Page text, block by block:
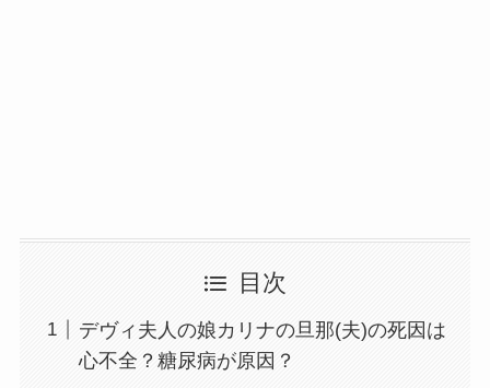
目次
デヴィ夫人の娘カリナの旦那(夫)の死因は
心不全？糖尿病が原因？